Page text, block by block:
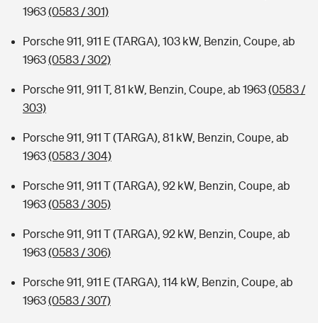
Sie haben Fragen?
Zur Übersicht
Kinderunfall-Check: Mehr Sicherheit für deine Kids
Typklassen: So ist Ihr Auto eingestuft
Sie haben Fragen?
1963(0583 / 301)
Porsche 911, 911 E (TARGA), 103 kW, Benzin, Coupe, ab
1963(0583 / 302)
Porsche 911, 911 T, 81 kW, Benzin, Coupe, ab 1963(0583 /
303)
Porsche 911, 911 T (TARGA), 81 kW, Benzin, Coupe, ab
1963(0583 / 304)
Porsche 911, 911 T (TARGA), 92 kW, Benzin, Coupe, ab
1963(0583 / 305)
Porsche 911, 911 T (TARGA), 92 kW, Benzin, Coupe, ab
1963(0583 / 306)
Porsche 911, 911 E (TARGA), 114 kW, Benzin, Coupe, ab
1963(0583 / 307)